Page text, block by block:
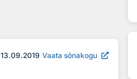
13.09.2019 Vaata sõnakogu